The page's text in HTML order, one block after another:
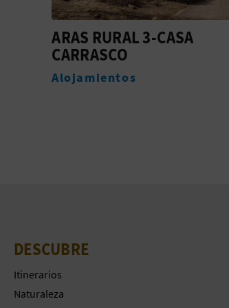
ARAS RURAL 6-CASA
NOGUERA
Alojamientos
DESCUBRE
Itinerarios
Naturaleza